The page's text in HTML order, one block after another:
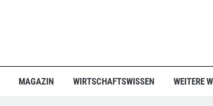
MAGAZIN WIRTSCHAFTSWISSEN WEITERE